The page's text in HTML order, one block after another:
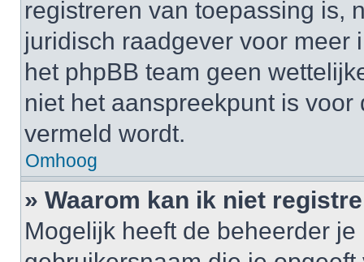
registreren van toepassing is,
juridisch raadgever voor meer
het phpBB team geen
niet het aanspreekpunt is
vermeld wordt.
Omhoog
» Waarom kan ik niet
Mogelijk heeft de beheerder